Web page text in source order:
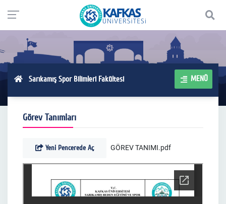
Sarıkamış Spor Bilimleri Fakültesi MENÜ
Görev Tanımları
Yeni Pencerede Aç GÖREV TANIMI.pdf